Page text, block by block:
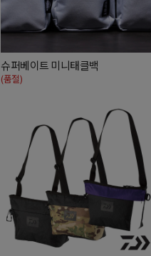
슈퍼베이트 미니태클백
(품절)